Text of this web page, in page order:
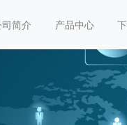
司简介 产品中心